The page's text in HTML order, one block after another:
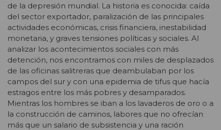
de la depresión mundial. La historia es conocida: caída
del sector exportador, paralización de las principales
actividades económicas, crisis financiera, inestabilidad
monetaria, y graves tensiones políticas y sociales. Al
analizar los acontecimientos sociales con más
detención, nos encontramos con miles de desplazados
de las oficinas salitreras que deambulaban por los
campos del sur y con una epidemia de tifus que hacía
estragos entre los más pobres y desamparados.
Mientras los hombres se iban a los lavaderos de oro o a
la construcción de caminos, labores que no ofrecían
más que un salario de subsistencia y una ración